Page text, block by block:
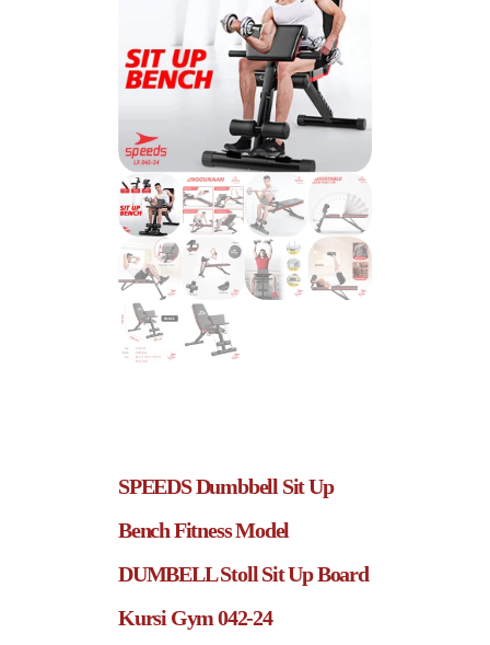
SPEEDS Dumbbell Sit Up
Bench Fitness Model
DUMBELL Stoll Sit Up Board
Kursi Gym 042-24